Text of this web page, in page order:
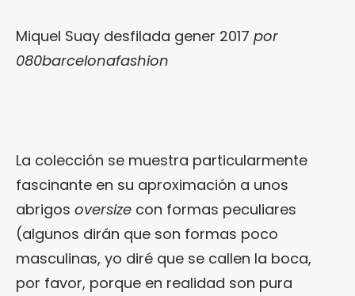
Miquel Suay desfilada gener 2017 por
080barcelonafashion
La colección se muestra particularmente
fascinante en su aproximación a unos
abrigos oversize con formas peculiares
(algunos dirán que son formas poco
masculinas, yo diré que se callen la boca,
por favor, porque en realidad son pura